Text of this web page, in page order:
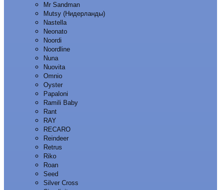
Mr Sandman
Mutsy (Нидерланды)
Nastella
Neonato
Noordi
Noordline
Nuna
Nuovita
Omnio
Oyster
Papaloni
Ramili Baby
Rant
RAY
RECARO
Reindeer
Retrus
Riko
Roan
Seed
Silver Cross